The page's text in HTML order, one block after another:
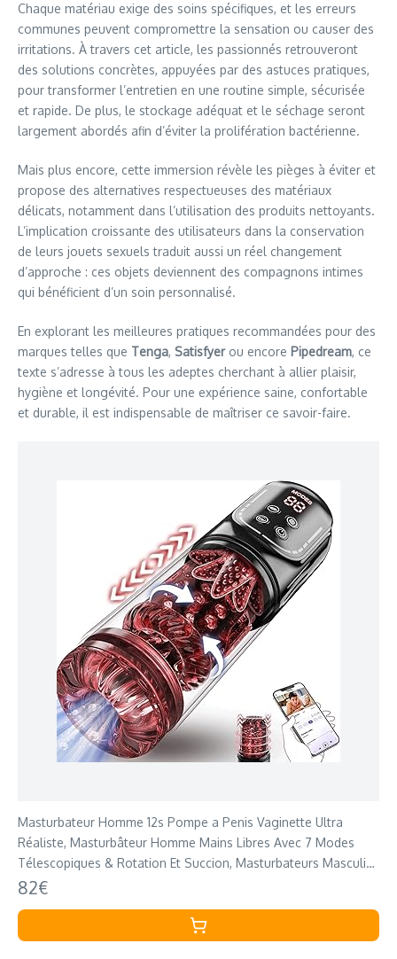
Chaque matériau exige des soins spécifiques, et les erreurs
communes peuvent compromettre la sensation ou causer des
irritations. À travers cet article, les passionnés retrouveront
des solutions concrètes, appuyées par des astuces pratiques,
pour transformer l’entretien en une routine simple, sécurisée
et rapide. De plus, le stockage adéquat et le séchage seront
largement abordés afin d’éviter la prolifération bactérienne.
Mais plus encore, cette immersion révèle les pièges à éviter et
propose des alternatives respectueuses des matériaux
délicats, notamment dans l’utilisation des produits nettoyants.
L’implication croissante des utilisateurs dans la conservation
de leurs jouets sexuels traduit aussi un réel changement
d’approche : ces objets deviennent des compagnons intimes
qui bénéficient d’un soin personnalisé.
En explorant les meilleures pratiques recommandées pour des
marques telles que Tenga, Satisfyerou encore Pipedream, ce
texte s’adresse à tous les adeptes cherchant à allier plaisir,
hygiène et longévité. Pour une expérience saine, confortable
et durable, il est indispensable de maîtriser ce savoir-faire.
Masturbateur Homme 12s Pompe a Penis Vaginette Ultra
Réaliste, Masturbâteur Homme Mains Libres Avec 7 Modes
Télescopiques & Rotation Et Succion, Masturbateurs Masculins
APP Control Sex Toys
82€